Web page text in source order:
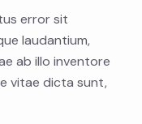
error sit
laudantium,
ab illo inventore
vitae dicta sunt,